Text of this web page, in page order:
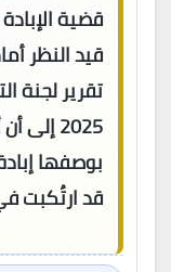
قضية
قيد النظر
تقرير لجنة
2025
بوصفها
قد ارتُكبت